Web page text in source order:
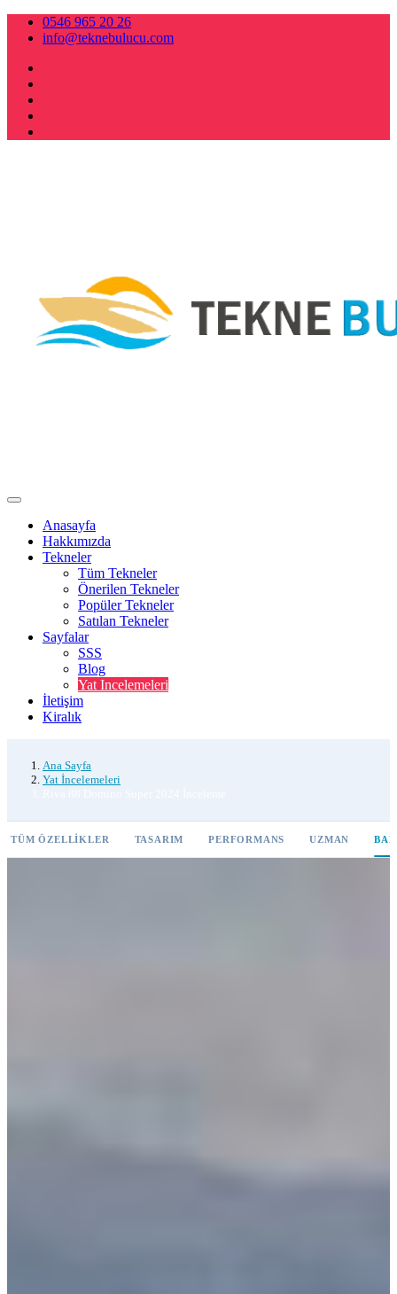
0546 965 20 26
info@teknebulucu.com
Anasayfa
Hakkımızda
Tekneler
Tüm Tekneler
Önerilen Tekneler
Popüler Tekneler
Satılan Tekneler
Sayfalar
SSS
Blog
Yat Incelemeleri
İletişim
Kiralık
Ana Sayfa
Yat İncelemeleri
TÜM ÖZELLIKLER TASARIM PERFORMANS UZMAN